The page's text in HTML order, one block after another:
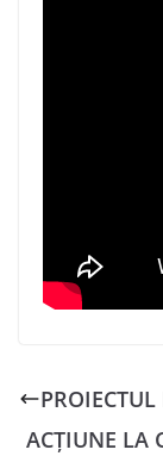
ACŢIUNE LA